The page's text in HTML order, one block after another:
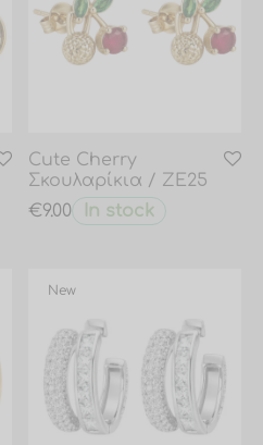
Cute Cherry
Σκουλαρίκια / ZE25
€9.00 In stock
New